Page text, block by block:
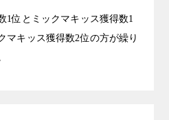
1位とミックマキッス獲得数1
マキッス獲得数2位の方が繰り